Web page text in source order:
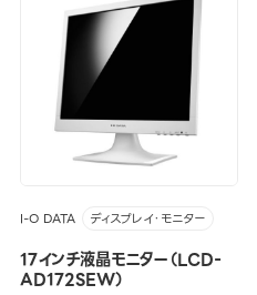
I-O DATA ディスプレイ・モニター
17インチ液晶モニター（LCD-
AD172SEW）